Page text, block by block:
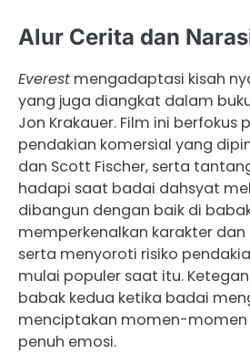
Alur Cerita dan
Everest mengadaptasi kisah
yang juga diangkat dalam
Jon Krakauer. Film ini berfokus
pendakian komersial yang
dan Scott Fischer, serta
hadapi saat badai dahsyat
dibangun dengan baik di
memperkenalkan karakter
serta menyoroti risiko
mulai populer saat itu.
babak kedua ketika badai
menciptakan momen-
penuh emosi.